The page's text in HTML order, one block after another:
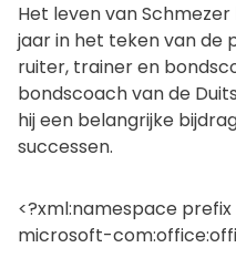
Het leven van
jaar in het teken van de
ruiter, trainer en
bondscoach van de
hij een belangrijke
successen.
<?xml:namespace
microsoft-